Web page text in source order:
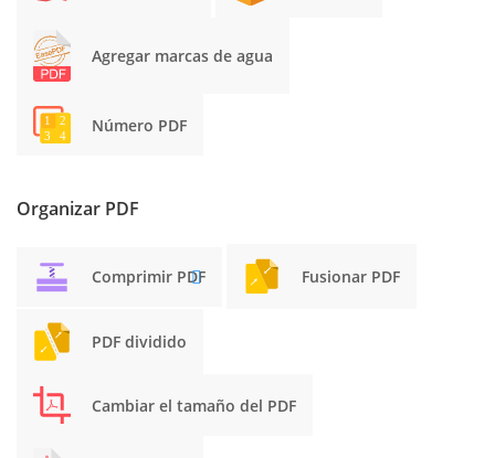
Agregar marcas de agua
Número PDF
Organizar PDF
Comprimir PDF Fusionar PDF
PDF dividido
Cambiar el tamaño del PDF